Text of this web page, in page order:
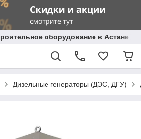
оборудование в Астане с
Дизельные генераторы (ДЭС, ДГУ)